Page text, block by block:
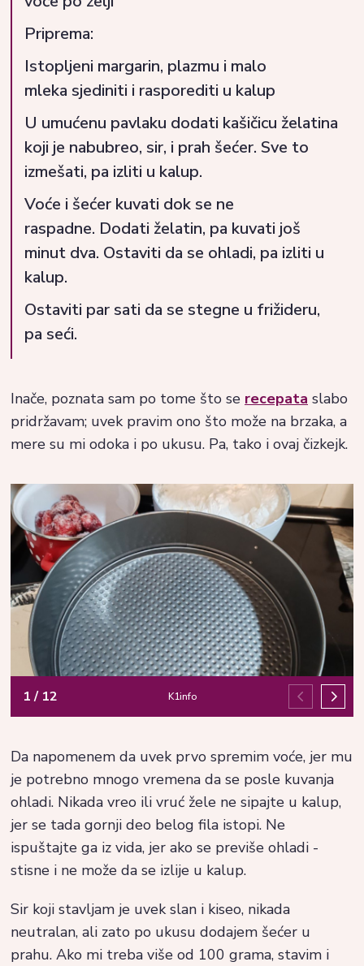
Priprema:
Istopljeni margarin, plazmu i malo
mleka sjediniti i rasporediti u kalup
U umućenu pavlaku dodati kašičicu želatina
koji je nabubreo, sir, i prah šećer. Sve to
izmešati, pa izliti u kalup.
Voće i šećer kuvati dok se ne
raspadne. Dodati želatin, pa kuvati još
minut dva. Ostaviti da se ohladi, pa izliti u
kalup.
Ostaviti par sati da se stegne u frižideru,
pa seći.
Inače, poznata sam po tome što se recepata slabo
pridržavam; uvek pravim ono što može na brzaka, a
mere su mi odoka i po ukusu. Pa, tako i ovaj čizkejk.
K1info
1/ 12
Da napomenem da uvek prvo spremim voće, jer mu
je potrebno mnogo vremena da se posle kuvanja
ohladi. Nikada vreo ili vruć žele ne sipajte u kalup,
jer se tada gornji deo belog fila istopi. Ne
ispuštajte ga iz vida, jer ako se previše ohladi -
stisne i ne može da se izlije u kalup.
Sir koji stavljam je uvek slan i kiseo, nikada
neutralan, ali zato po ukusu dodajem šećer u
prahu. Ako mi treba više od 100 grama, stavim i